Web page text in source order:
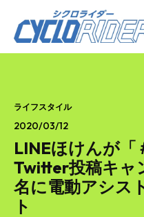
ライフスタイル
2020/03/12
LINEほけんが「
Twitter投稿キ
名に電動アシス
ト